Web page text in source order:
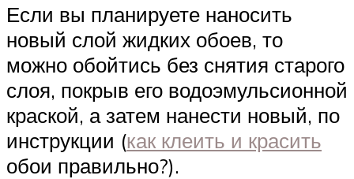
Если вы планируете наносить
новый слой жидких обоев, то
можно обойтись без снятия старого
слоя, покрыв его водоэмульсионной
краской, а затем нанести новый, по
инструкции (как клеить и красить
обои правильно?).